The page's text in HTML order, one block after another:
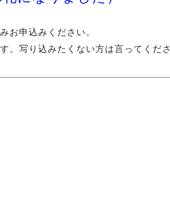
お申込みください。
。写り込みたくない方は言ってくださ